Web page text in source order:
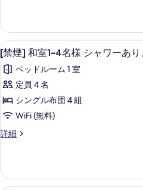
共
用
の
す
べ
て
の
写
を
表
共
用
の
詳
細
ス・
ト
イ
レ
共
用
の
す
の
1~4
名
様
バ
ス・
ト
レ
共
の
[禁
煙]
和
室
1~4
名
様
ャ
ワ
[
7
[禁煙] 和室1~4名様 シャワーあ
ベッドルーム 1 室
定員 4 名
シングル布団 4 組
WiFi (無料)
詳細
[禁
1~4
名